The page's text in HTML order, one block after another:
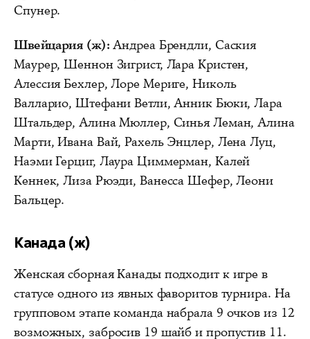
Спунер.
Швейцария (ж): Андреа Брендли, Саския
Маурер, Шеннон Зигрист, Лара Кристен,
Алессия Бехлер, Лоре Мериге, Николь
Валларио, Штефани Ветли, Анник Бюки, Лара
Штальдер, Алина Мюллер, Синья Леман, Алина
Марти, Ивана Вай, Рахель Энцлер, Лена Луц,
Наэми Герциг, Лаура Циммерман, Калей
Кеннек, Лиза Рюэди, Ванесса Шефер, Леони
Бальцер.
Канада (ж)
Женская сборная Канады подходит к игре в
статусе одного из явных фаворитов турнира. На
групповом этапе команда набрала 9 очков из 12
возможных, забросив 19 шайб и пропустив 11.